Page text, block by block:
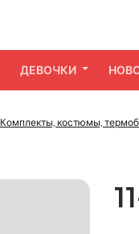
ДЕВОЧКИ
Комплекты, костюмы,